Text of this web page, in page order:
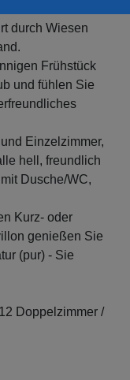
durch Wiesen
Frühstück
und fühlen Sie
Einzelzimmer,
hell, freundlich
Dusche/WC,
Kurz- oder
genießen Sie
(pur) - Sie
Doppelzimmer /